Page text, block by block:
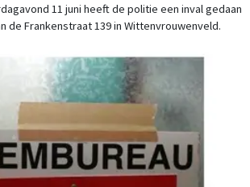
11 juni heeft de politie een inval gedaan
de Frankenstraat 139 in Wittenvrouwenveld.